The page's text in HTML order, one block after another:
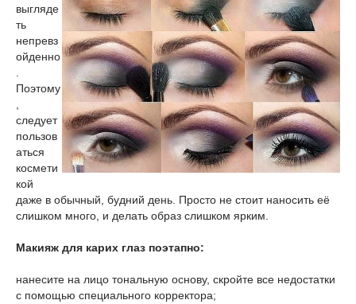
выгляде
ть
непревз
ойденно
Поэтому
следует
пользов
аться
космети
кой
даже в обычный, будний день. Просто не стоит наносить её
слишком много, и делать образ слишком ярким.
Макияж для карих глаз поэтапно:
нанесите на лицо тональную основу, скройте все недостатки
с помощью специального корректора;